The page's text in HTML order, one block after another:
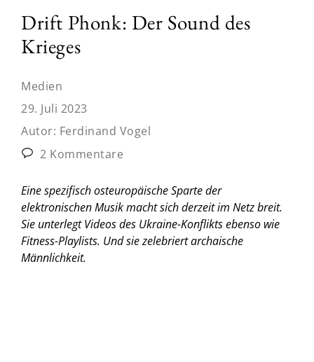
Drift Phonk: Der Sound des
Krieges
Medien
29. Juli 2023
Autor: Ferdinand Vogel
2 Kommentare
Eine spezifisch osteuropäische Sparte der
elektronischen Musik macht sich derzeit im Netz breit.
Sie unterlegt Videos des Ukraine-Konflikts ebenso wie
Fitness-Playlists. Und sie zelebriert archaische
Männlichkeit.